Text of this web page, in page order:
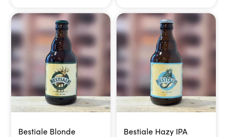
Bestiale Blonde Bestiale Hazy IPA